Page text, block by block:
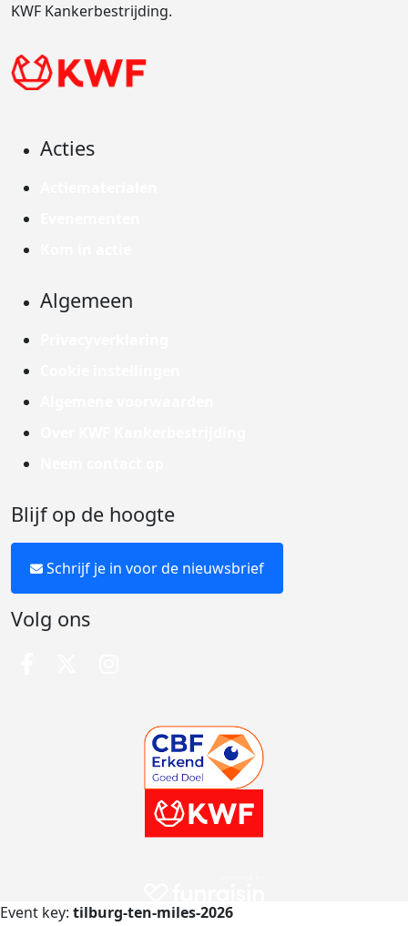
KWF Kankerbestrijding.
Acties
Algemeen
Blijf op de hoogte
Schrijf je in voor de nieuwsbrief
Volg ons
Event key: tilburg-ten-miles-2026